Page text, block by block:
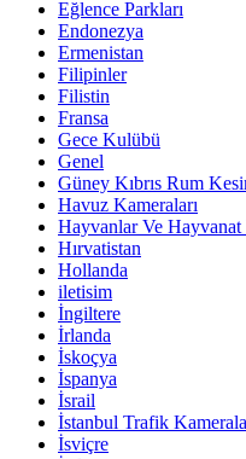
Eğlence Parkları
Endonezya
Ermenistan
Filipinler
Filistin
Fransa
Gece Kulübü
Genel
Güney Kıbrıs Rum
Havuz Kameraları
Hayvanlar Ve Hayvanat
Hırvatistan
Hollanda
iletisim
İngiltere
İrlanda
İskoçya
İspanya
İsrail
İstanbul Trafik
İsviçre